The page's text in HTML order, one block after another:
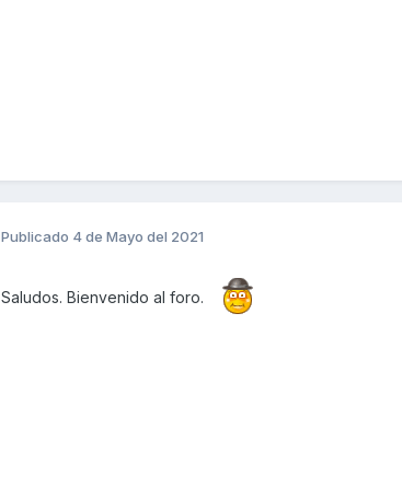
Publicado 4 de Mayo del 2021
Saludos. Bienvenido al foro.